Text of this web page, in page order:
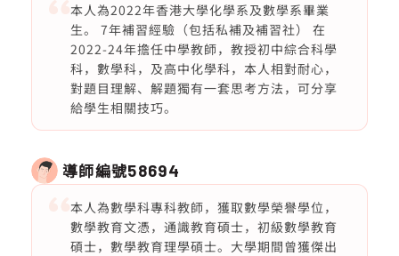
本人為2022年香港大學化學系及數學系畢業
生。 7年補習經驗（包括私補及補習社） 在
2022-24年擔任中學教師，教授初中綜合科學
科，數學科，及高中化學科，本人相對耐心，
對題目理解、解題獨有一套思考方法，可分享
給學生相關技巧。
導師編號58694
本人為數學科專科教師，獲取數學榮譽學位，
數學教育文憑，通識教育碩士，初級數學教育
碩士，數學教育理學碩士。大學期間曾獲傑出